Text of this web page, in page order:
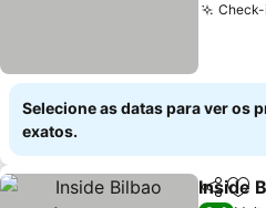
Selecione as datas para ver os
exatos.
Partilhar
Inside